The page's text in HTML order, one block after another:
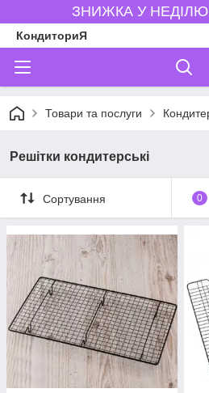
ЗНИЖКА У НЕДІЛЮ
КондиториЯ
Товари та послуги
Решітки кондитерські
Сортування 0